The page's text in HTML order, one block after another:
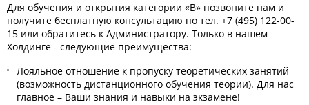
Для обучения и открытия категории «В» позвоните нам и
получите бесплатную консультацию по тел. +7 (495) 122-00-
15 или обратитесь к Администратору. Только в нашем
Холдинге - следующие преимущества:
Лояльное отношение к пропуску теоретических занятий
(возможность дистанционного обучения теории). Для нас
главное – Ваши знания и навыки на экзамене!